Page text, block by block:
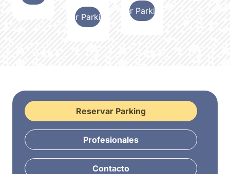
Ver Parking
Ver Parking
Reservar Parking
Profesionales
Contacto